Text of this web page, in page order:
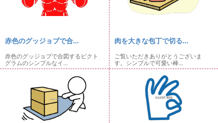
赤色のグッジョブで合...
赤色のグッジョブで合図するピクト
グラムのシンプルなイ...
肉を大きな包丁で切る...
ご覧いただきありがとうございま
す。シンプルで可愛い棒...